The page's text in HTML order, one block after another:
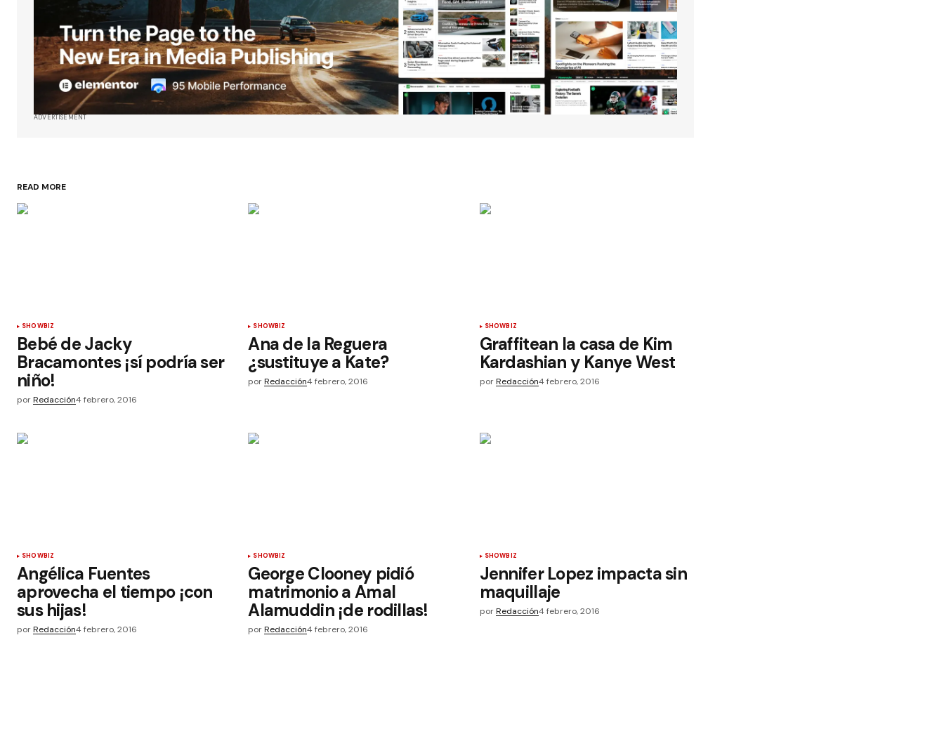
ADVERTISEMENT
READ MORE
SHOWBIZ
Bebé de Jacky
Bracamontes ¡sí podría ser
niño!
porRedacción4 febrero, 2016
SHOWBIZ
Ana de la Reguera
¿sustituye a Kate?
por Redacción4 febrero, 2016
SHOWBIZ
Graffitean la casa de Kim
Kardashian y Kanye West
por Redacción4 febrero, 2016
SHOWBIZ
Angélica Fuentes
aprovecha el tiempo ¡con
sus hijas!
porRedacción4 febrero, 2016
SHOWBIZ
George Clooney pidió
matrimonio a Amal
Alamuddin ¡de rodillas!
por Redacción4 febrero, 2016
SHOWBIZ
Jennifer Lopez impacta sin
maquillaje
por Redacción4 febrero, 2016